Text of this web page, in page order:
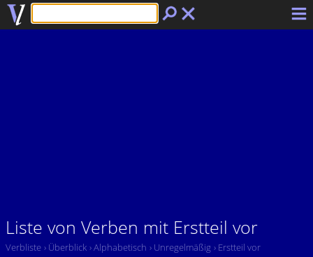
Liste von Verben mit Erstteil vor
Verbliste › Überblick › Alphabetisch › Unregelmäßig › Erstteil vor